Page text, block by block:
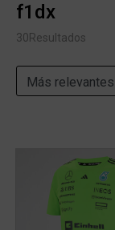
f1dx
30Resultados